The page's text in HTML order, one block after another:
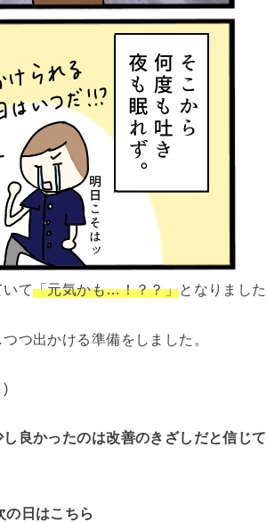
いて「元気かも…！？？」となりました
つ出かける準備をしました。
)
良かったのは改善のきざしだと信じ
の日はこちら